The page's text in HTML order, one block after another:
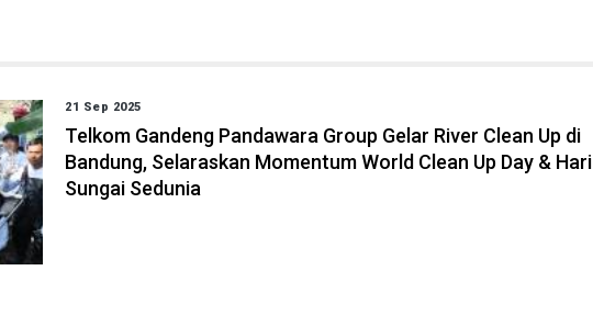
21 Sep 2025
Telkom Gandeng Pandawara Group Gelar River Clean Up di
Bandung, Selaraskan Momentum World Clean Up Day & Hari
Sungai Sedunia